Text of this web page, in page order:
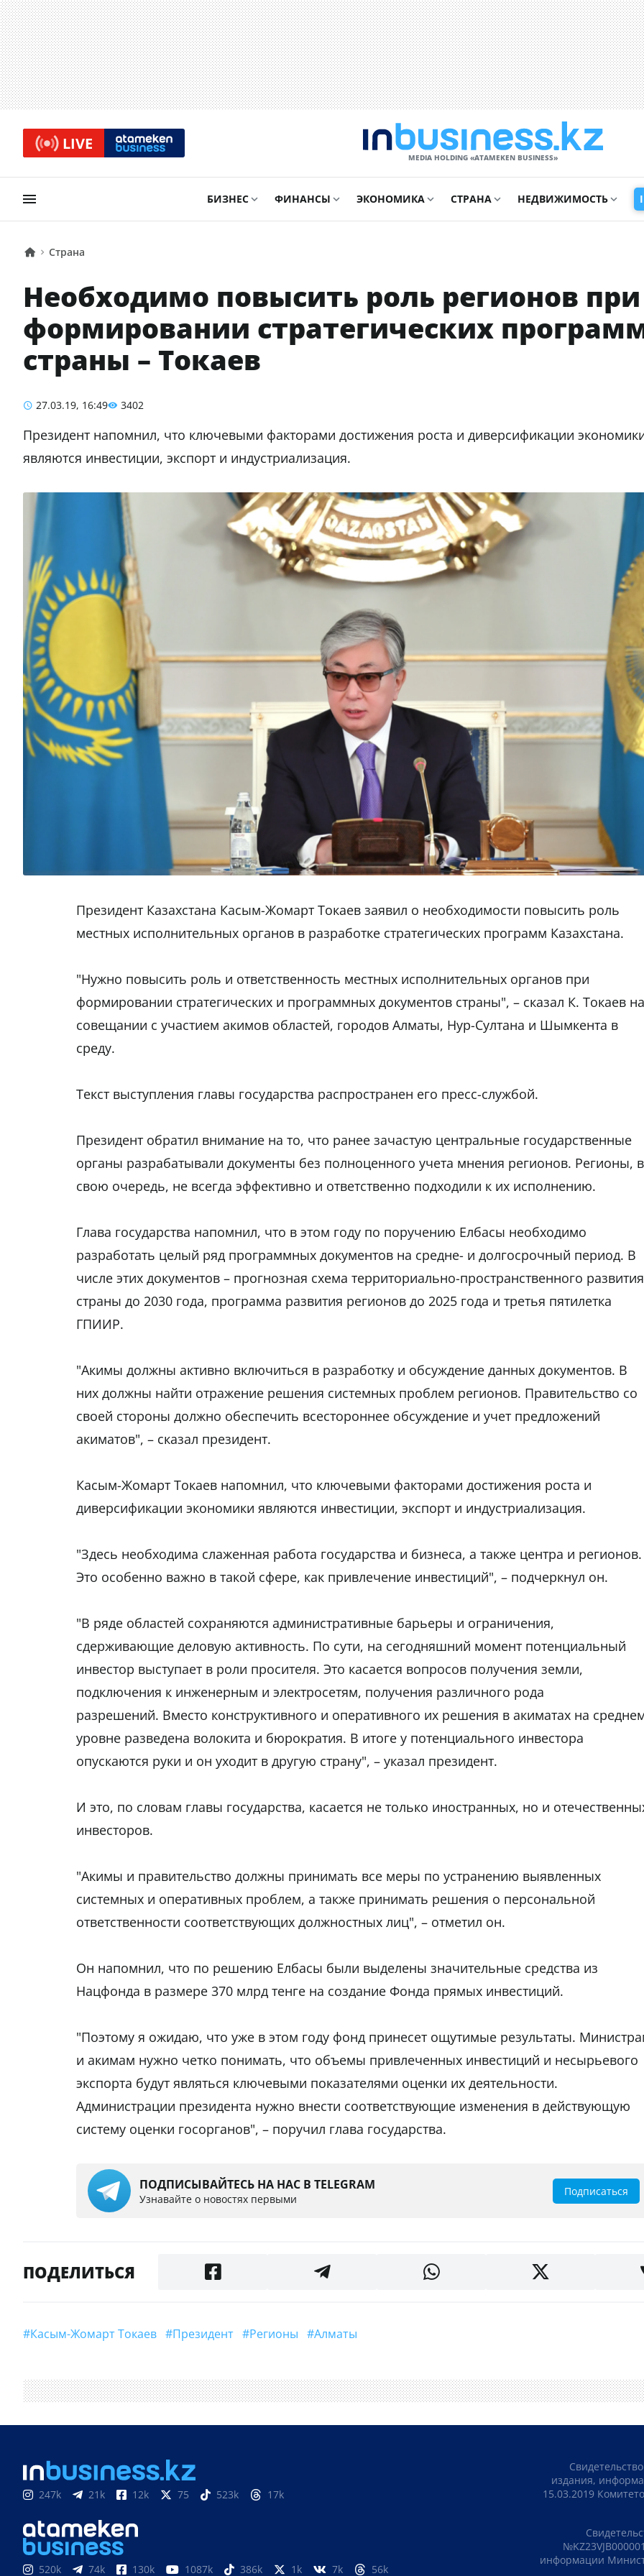
LIVE
MEDIA HOLDING «ATAMEKЕN BUSINESS»
БИЗНЕС ФИНАНСЫ ЭКОНОМИКА СТРАНА НЕДВИЖИМОСТЬ
Страна
Необходимо повысить роль регионов при
формировании стратегических
страны – Токаев
27.03.19, 16:49 3402
Президент напомнил, что ключевыми факторами достижения роста и диверсификации
являются инвестиции, экспорт и индустриализация.
Президент Казахстана Касым-Жомарт Токаев заявил о необходимости повысить роль
местных исполнительных органов в разработке стратегических программ Казахстана.
"Нужно повысить роль и ответственность местных исполнительных органов при
формировании стратегических и программных документов страны", – сказал К. Токаев на
совещании с участием акимов областей, городов Алматы, Нур-Султана и Шымкента в
среду.
Текст выступления главы государства распространен его пресс-службой.
Президент обратил внимание на то, что ранее зачастую центральные государственные
органы разрабатывали документы без полноценного учета мнения регионов. Регионы, в
свою очередь, не всегда эффективно и ответственно подходили к их исполнению.
Глава государства напомнил, что в этом году по поручению Елбасы необходимо
разработать целый ряд программных документов на средне- и долгосрочный период. В
числе этих документов – прогнозная схема территориально-пространственного развития
страны до 2030 года, программа развития регионов до 2025 года и третья пятилетка
ГПИИР.
"Акимы должны активно включиться в разработку и обсуждение данных документов. В
них должны найти отражение решения системных проблем регионов. Правительство со
своей стороны должно обеспечить всестороннее обсуждение и учет предложений
акиматов", – сказал президент.
Касым-Жомарт Токаев напомнил, что ключевыми факторами достижения роста и
диверсификации экономики являются инвестиции, экспорт и индустриализация.
"Здесь необходима слаженная работа государства и бизнеса, а также центра и регионов.
Это особенно важно в такой сфере, как привлечение инвестиций", – подчеркнул он.
"В ряде областей сохраняются административные барьеры и ограничения,
сдерживающие деловую активность. По сути, на сегодняшний момент потенциальный
инвестор выступает в роли просителя. Это касается вопросов получения земли,
подключения к инженерным и электросетям, получения различного рода
разрешений. Вместо конструктивного и оперативного их решения в акиматах на
уровне разведена волокита и бюрократия. В итоге у потенциального инвестора
опускаются руки и он уходит в другую страну", – указал президент.
И это, по словам главы государства, касается не только иностранных, но и
инвесторов.
"Акимы и правительство должны принимать все меры по устранению выявленных
системных и оперативных проблем, а также принимать решения о персональной
ответственности соответствующих должностных лиц", – отметил он.
Он напомнил, что по решению Елбасы были выделены значительные средства из
Нацфонда в размере 370 млрд тенге на создание Фонда прямых инвестиций.
"Поэтому я ожидаю, что уже в этом году фонд принесет ощутимые результаты.
и акимам нужно четко понимать, что объемы привлеченных инвестиций и несырьевого
экспорта будут являться ключевыми показателями оценки их деятельности.
Администрации президента нужно внести соответствующие изменения в действующую
систему оценки госорганов", – поручил глава государства.
ПОДПИСЫВАЙТЕСЬ НА НАС В TELEGRAM
Узнавайте о новостях первыми
Подписаться
ПОДЕЛИТЬСЯ
#Касым-Жомарт Токаев #президент #регионы #Алматы
247k 21k 12k 75 523k 17k
520k 74k 130k 1087k 386k 1k 7k 56k
издания,
15.03.2019
информации